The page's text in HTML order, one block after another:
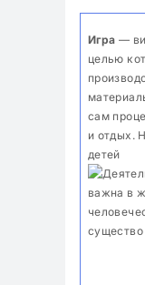
Игра —
целью
сам
и отдых.
детей